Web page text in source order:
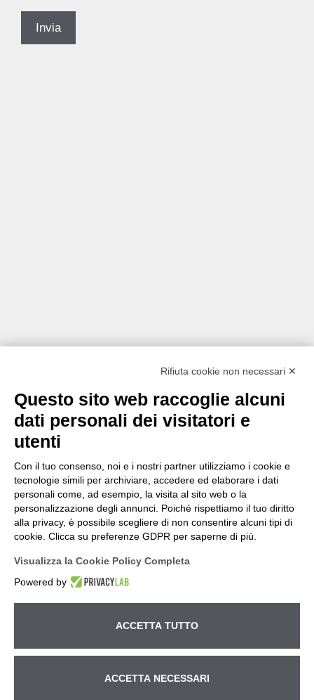
Betto Macchine S.r.l. – Ufficio e Magazzino Via Pitagora, 14
Rifiuta cookie non necessari ✕
Questo sito web raccoglie alcuni
dati personali dei visitatori e
utenti
Con il tuo consenso, noi e i nostri partner utilizziamo i cookie e
tecnologie simili per archiviare, accedere ed elaborare i dati
personali come, ad esempio, la visita al sito web o la
personalizzazione degli annunci. Poiché rispettiamo il tuo diritto
alla privacy, è possibile scegliere di non consentire alcuni tipi di
cookie. Clicca su preferenze GDPR per saperne di più.
Visualizza la Cookie Policy Completa
Powered by
ACCETTA TUTTO
ACCETTA NECESSARI